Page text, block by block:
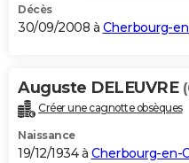
Décès
30/09/2008 à Cherbourg-
Auguste DELEUVRE
Créer une cagnotte obsèques
Naissance
19/12/1934 à Cherbourg-en-